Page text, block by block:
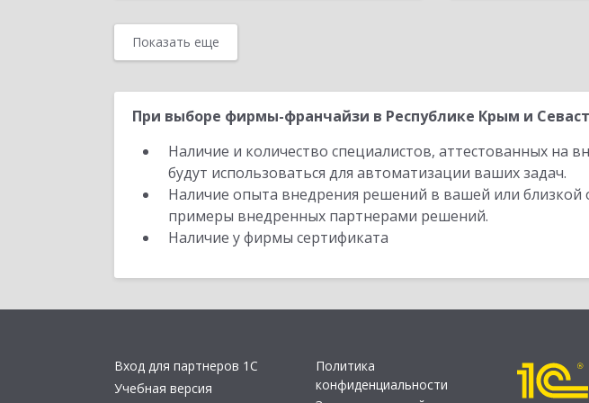
Показать еще
При выборе фирмы-франчайзи в Республике Крым и
Наличие и количество специалистов, аттестованных на
будут использоваться для автоматизации ваших задач.
Наличие опыта внедрения решений в вашей или
примеры внедренных партнерами решений.
Наличие у фирмы сертификата
Вход для партнеров 1С
Учебная версия
Политика
конфиденциальности